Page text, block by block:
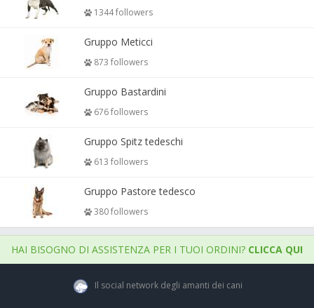
1344 followers
Gruppo Meticci
873 followers
Gruppo Bastardini
676 followers
Gruppo Spitz tedeschi
613 followers
Gruppo Pastore tedesco
380 followers
HAI BISOGNO DI ASSISTENZA PER I TUOI ORDINI? CLICCA QUI
Il social network degli amanti dei cani